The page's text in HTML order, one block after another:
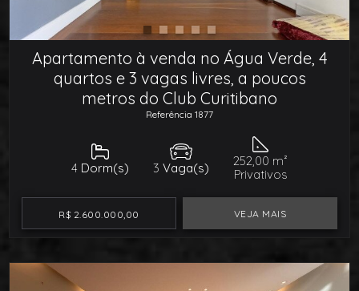
Apartamento à venda no Água Verde, 4
quartos e 3 vagas livres, a poucos
metros do Club Curitibano
Referência 1877
4 Dorm(s) 3 Vaga(s)
252,00 m²
Privativos
R$ 2.600.000,00 VEJA MAIS